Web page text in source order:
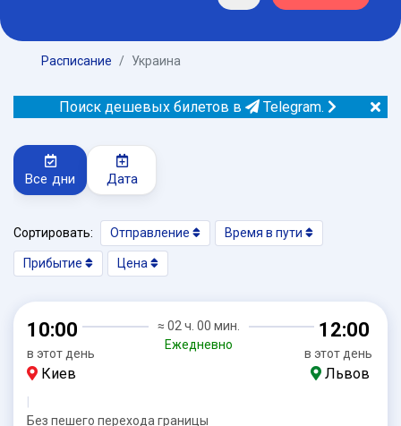
Расписание Украина
Поиск дешевых билетов в Telegram.
Все дни Дата
Сортировать: Отправление Время в пути
Прибытие Цена
10:00
в этот день
≈ 02 ч. 00 мин.
Ежедневно
12:00
в этот день
Киев Львов
Без пешего перехода границы